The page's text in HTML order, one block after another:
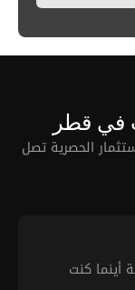
في قطر
الحصرية تصل
أينما كنت